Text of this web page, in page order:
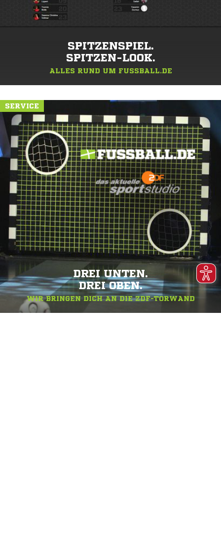
SPITZENSPIEL.
SPITZEN-LOOK.
ALLES RUND UM FUSSBALL.DE
SERVICE
DREI UNTEN.
DREI OBEN.
WIR BRINGEN DICH AN DIE ZDF-TORWAND